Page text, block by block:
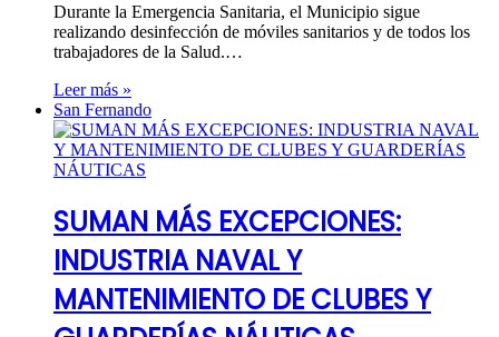
Durante la Emergencia Sanitaria, el Municipio sigue
realizando desinfección de móviles sanitarios y de todos los
trabajadores de la Salud.…
Leer más »
San Fernando
SUMAN MÁS EXCEPCIONES:
INDUSTRIA NAVAL Y
MANTENIMIENTO DE CLUBES Y